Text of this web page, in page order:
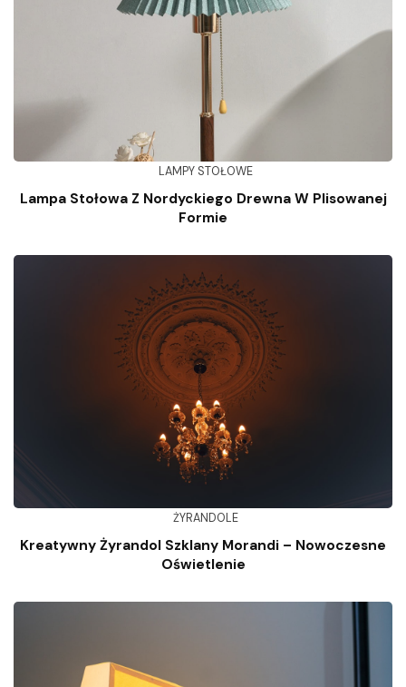
LAMPY STOŁOWE
Lampa Stołowa Z Nordyckiego Drewna W Plisowanej
Formie
ŻYRANDOLE
Kreatywny Żyrandol Szklany Morandi – Nowoczesne
Oświetlenie